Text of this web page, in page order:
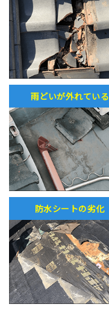
雨どいが外れている
防水シートの劣化